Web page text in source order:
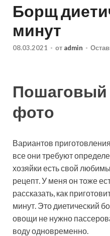
Борщ
минут
08.03.2021 - от admin -
Пошаговый
фото
Вариантов
все они требуют
хозяйки есть свой
рецепт. У меня он тоже
рассказать, как
минут. Это диетический
овощи не нужно
воду одновременно.